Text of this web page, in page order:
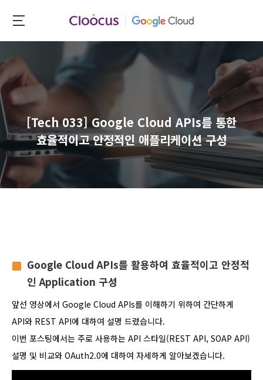
main
content
루
커
스
[Tech 033] Google Cloud APIs를 통한
효율적이고 안정적인 애플리케이션 구성
Google Cloud APIs를 활용하여 효율적이고 안정적
인 Application 구성
앞선 영상에서 Google Cloud APIs를 이해하기 위하여 간단하게
API와 REST API에 대하여 설명 드렸습니다.
이번 포스팅에서는 주로 사용하는 API 스타일(REST API, SOAP API)
설명 및 비교와 OAuth2.0에 대하여 자세하게 알아보겠습니다.